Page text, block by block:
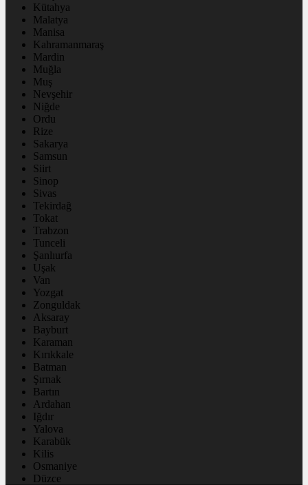
Kütahya
Malatya
Manisa
Kahramanmaraş
Mardin
Muğla
Muş
Nevşehir
Niğde
Ordu
Rize
Sakarya
Samsun
Siirt
Sinop
Sivas
Tekirdağ
Tokat
Trabzon
Tunceli
Şanlıurfa
Uşak
Van
Yozgat
Zonguldak
Aksaray
Bayburt
Karaman
Kırıkkale
Batman
Şırnak
Bartın
Ardahan
Iğdır
Yalova
Karabük
Kilis
Osmaniye
Düzce